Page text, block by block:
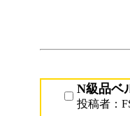
N級品ベ
投稿者：